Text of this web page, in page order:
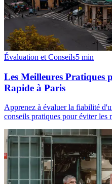
Évaluation et Conseils5 min
Les Meilleures
Rapide à Paris
Apprenez à évaluer la fiabilité
conseils pratiques pour éviter les